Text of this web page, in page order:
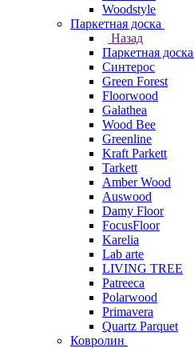
Woodstyle
Паркетная доска
Назад
Паркетная доска
Синтерос
Green Forest
Floorwood
Galathea
Wood Bee
Greenline
Kraft Parkett
Tarkett
Amber Wood
Auswood
Damy Floor
FocusFloor
Karelia
Lab arte
LIVING TREE
Patreeca
Polarwood
Primavera
Quartz Parquet
Ковролин